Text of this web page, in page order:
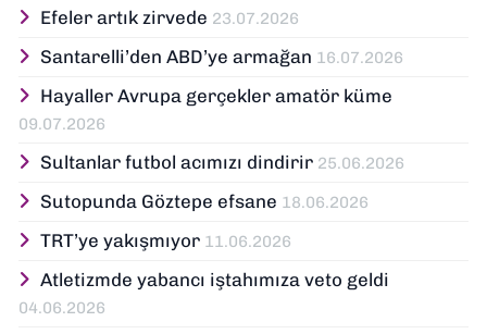
Efeler artık zirvede 23.07.2026
Santarelli’den ABD’ye armağan 16.07.2026
Hayaller Avrupa gerçekler amatör küme
09.07.2026
Sultanlar futbol acımızı dindirir 25.06.2026
Sutopunda Göztepe efsane 18.06.2026
TRT’ye yakışmıyor 11.06.2026
Atletizmde yabancı iştahımıza veto geldi
04.06.2026